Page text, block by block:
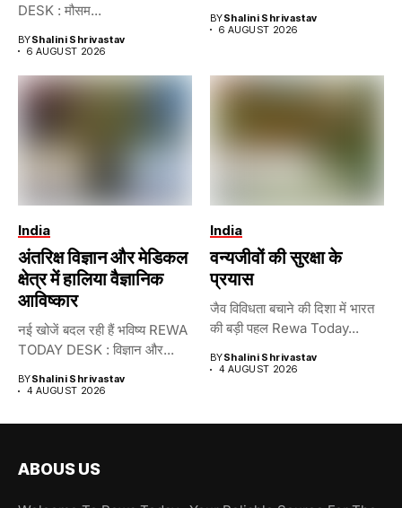
DESK : मौसम...
BYShalini Shrivastav
6 AUGUST 2026
BYShalini Shrivastav
6 AUGUST 2026
India
अंतरिक्ष विज्ञान और मेडिकल
क्षेत्र में हालिया वैज्ञानिक
आविष्कार
नई खोजें बदल रही हैं भविष्य REWA
TODAY DESK : विज्ञान और...
BYShalini Shrivastav
4 AUGUST 2026
India
वन्यजीवों की सुरक्षा के
प्रयास
जैव विविधता बचाने की दिशा में भारत
की बड़ी पहल Rewa Today...
BYShalini Shrivastav
4 AUGUST 2026
ABOUS US